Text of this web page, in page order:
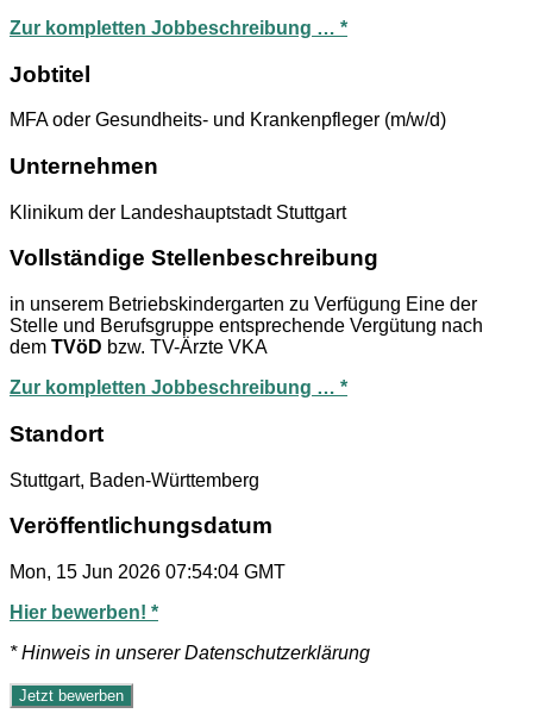
Zur kompletten Jobbeschreibung … *
Jobtitel
MFA oder Gesundheits- und Krankenpfleger (m/w/d)
Unternehmen
Klinikum der Landeshauptstadt Stuttgart
Vollständige Stellenbeschreibung
in unserem Betriebskindergarten zu Verfügung Eine der
Stelle und Berufsgruppe entsprechende Vergütung nach
dem TVöD bzw. TV-Ärzte VKA
Zur kompletten Jobbeschreibung … *
Standort
Stuttgart, Baden-Württemberg
Veröffentlichungsdatum
Mon, 15 Jun 2026 07:54:04 GMT
Hier bewerben! *
* Hinweis in unserer Datenschutzerklärung